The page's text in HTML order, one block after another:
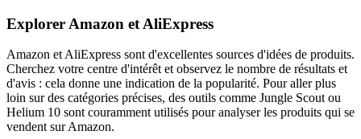
Explorer Amazon et AliExpress
Amazon et AliExpress sont d'excellentes sources d'idées de produits.
Cherchez votre centre d'intérêt et observez le nombre de résultats et
d'avis : cela donne une indication de la popularité. Pour aller plus
loin sur des catégories précises, des outils comme Jungle Scout ou
Helium 10 sont couramment utilisés pour analyser les produits qui se
vendent sur Amazon.